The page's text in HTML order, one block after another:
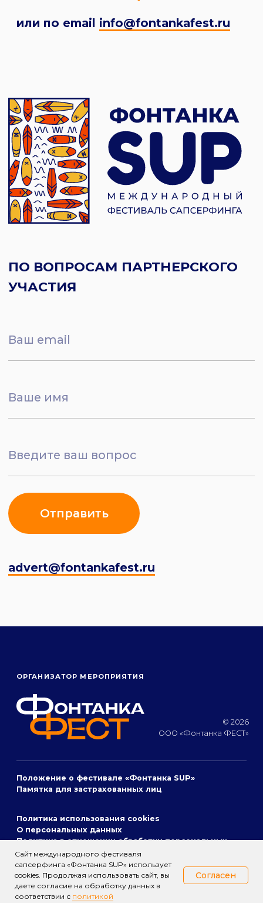
Сайт международного фестиваля
сапсерфинга «Фонтанка SUP» использует
cookies. Продолжая использовать сайт, вы
даете согласие на обработку данных в
соответствии с политикой
Согласен